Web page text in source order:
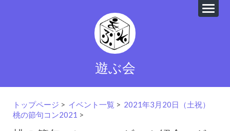
遊ぶ会
トップページ > イベント一覧 > 2021年3月20日（土祝）
桃の節句コン2021 >